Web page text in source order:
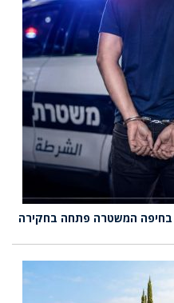
בחיפה המשטרה פתחה בחקירה